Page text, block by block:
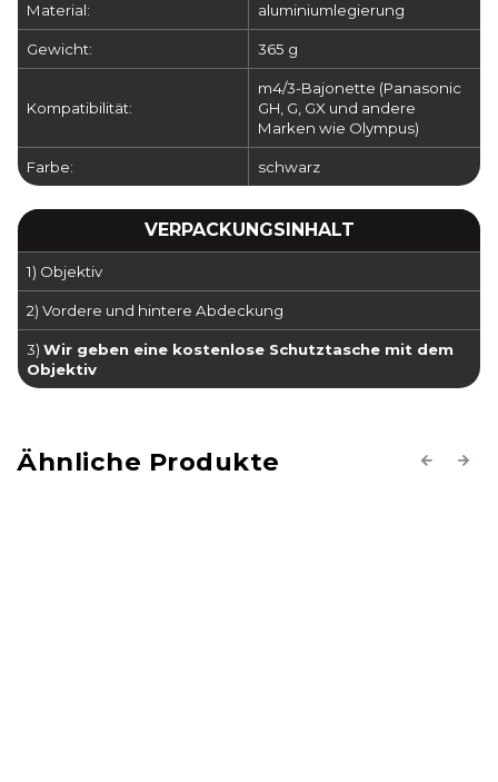
Material: aluminiumlegierung
Gewicht: 365 g
Kompatibilität:
m4/3-Bajonette (Panasonic
GH, G, GX und andere
Marken wie Olympus)
Farbe: schwarz
VERPACKUNGSINHALT
1) Objektiv
2) Vordere und hintere Abdeckung
3) Wir geben eine kostenlose Schutztasche mit dem
Objektiv
Previous
Next